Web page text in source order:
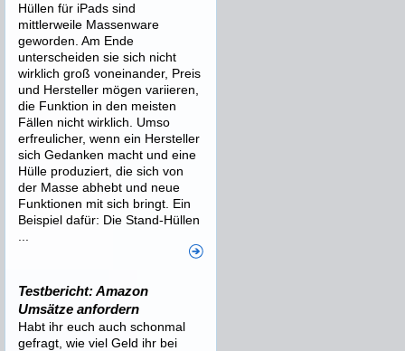
Hüllen für iPads sind
mittlerweile Massenware
geworden. Am Ende
unterscheiden sie sich nicht
wirklich groß voneinander, Preis
und Hersteller mögen variieren,
die Funktion in den meisten
Fällen nicht wirklich. Umso
erfreulicher, wenn ein Hersteller
sich Gedanken macht und eine
Hülle produziert, die sich von
der Masse abhebt und neue
Funktionen mit sich bringt. Ein
Beispiel dafür: Die Stand-Hüllen
Testbericht: Amazon
Umsätze anfordern
Habt ihr euch auch schonmal
gefragt, wie viel Geld ihr bei